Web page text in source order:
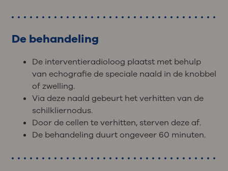
De behandeling
De interventieradioloog plaatst met behulp
van echografie de speciale naald in de knobbel
of zwelling.
Via deze naald gebeurt het verhitten van de
schilkliernodus.
Door de cellen te verhitten, sterven deze af.
De behandeling duurt ongeveer 60 minuten.